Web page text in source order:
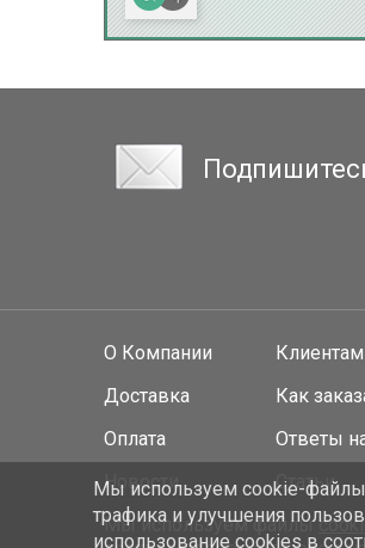
О Компании
Доставка
Оплата
Новости
Клиентам
Как
Ответы
Статьи
Мы используем файлы
Мы используем cookie-файлы
трафика и улучшения
использование cookies в